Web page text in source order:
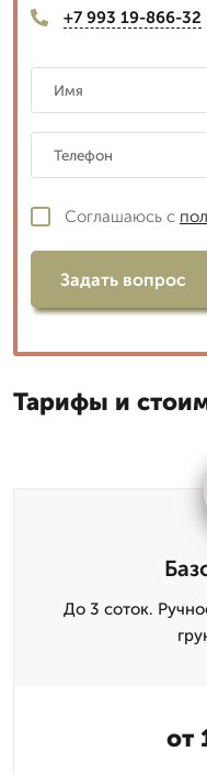
+7 993 19-866-32
Соглашаюсь с
Задать вопрос
Тарифы и
До 3 соток.
от